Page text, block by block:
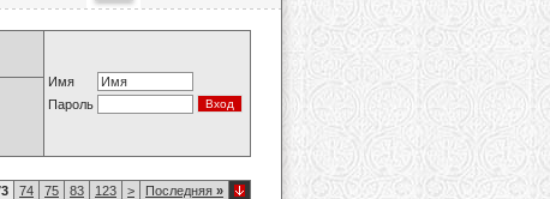
Имя
Пароль
74 75 83 123 > Последняя »